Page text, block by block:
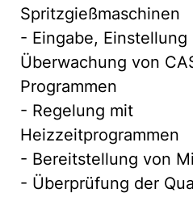
Spritzgießmaschinen
- Eingabe, Einstellung
Überwachung von
Programmen
- Regelung mit
Heizzeitprogrammen
- Bereitstellung von
- Überprüfung der